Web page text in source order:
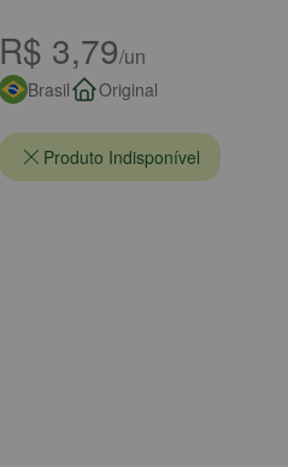
R$ 3,79/un
Brasil Original
Produto Indisponível